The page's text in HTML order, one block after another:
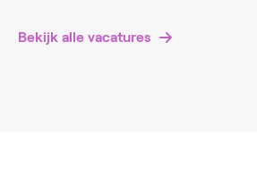
Bekijk alle vacatures